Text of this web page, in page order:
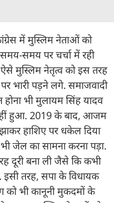
में मुस्लिम नेताओं को
समय पर चर्चा में रही
ऐसे मुस्लिम नेतृत्व को इस तरह
पर भारी पड़ने लगे. समाजवादी
भी मुलायम सिंह यादव
हुआ. 2019 के बाद, आजम
हाशिए पर धकेल दिया
जेल का सामना करना पड़ा.
दूरी बना ली जैसे कि कभी
इसी तरह, सपा के विधायक
को भी कानूनी मुकदमों के